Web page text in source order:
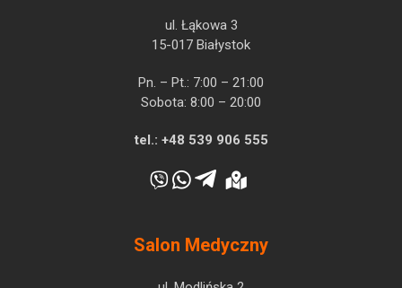
ul. Łąkowa 3
15-017 Białystok
Pn. – Pt.: 7:00 – 21:00
Sobota: 8:00 – 20:00
tel.: +48 539 906 555
Salon Medyczny